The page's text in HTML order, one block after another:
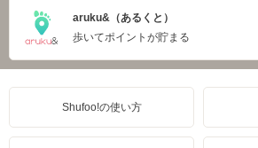
aruku&（あるくと）
歩いてポイントが貯まる
Shufoo!の使い方